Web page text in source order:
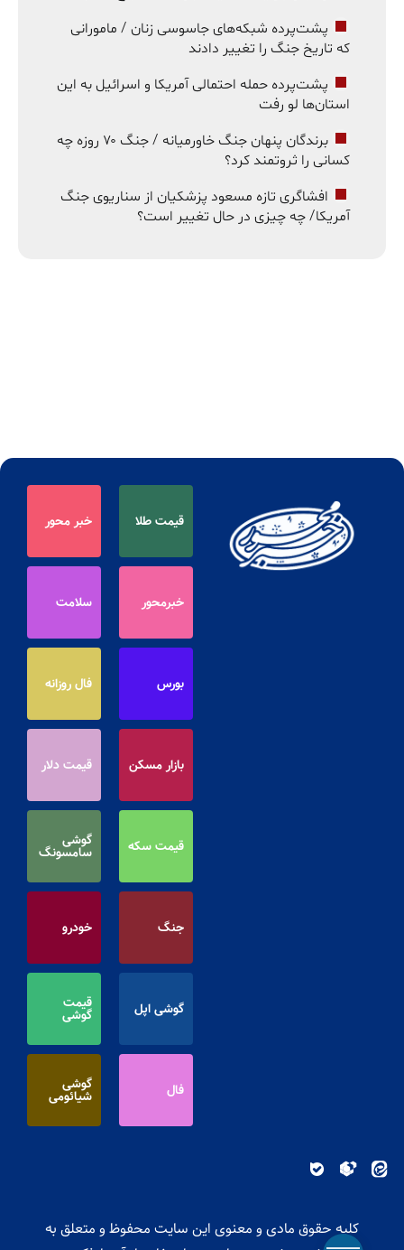
پشت‌پرده شبکه‌های جاسوسی زنان / مامورانی
که تاریخ جنگ را تغییر دادند
پشت‌پرده حمله احتمالی آمریکا و اسرائیل به این
استان‌ها لو رفت
برندگان پنهان جنگ خاورمیانه / جنگ ۷۰ روزه چه
کسانی را ثروتمند کرد؟
افشاگری تازه مسعود پزشکیان از سناریوی جنگ
آمریکا/ چه چیزی در حال تغییر است؟
قیمت طلا خبر محور
خبرمحور سلامت
بورس فال روزانه
بازار مسکن قیمت دلار
قیمت سکه گوشی
سامسونگ
جنگ خودرو
گوشی اپل قیمت
گوشی
فال گوشی
شیائومی
کلیه حقوق مادی و معنوی این سایت محفوظ و متعلق به